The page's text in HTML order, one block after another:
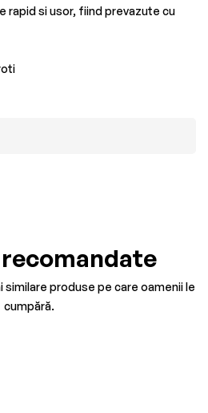
rapid si usor, fiind prevazute cu
produse pe care oamenii le
cumpără.